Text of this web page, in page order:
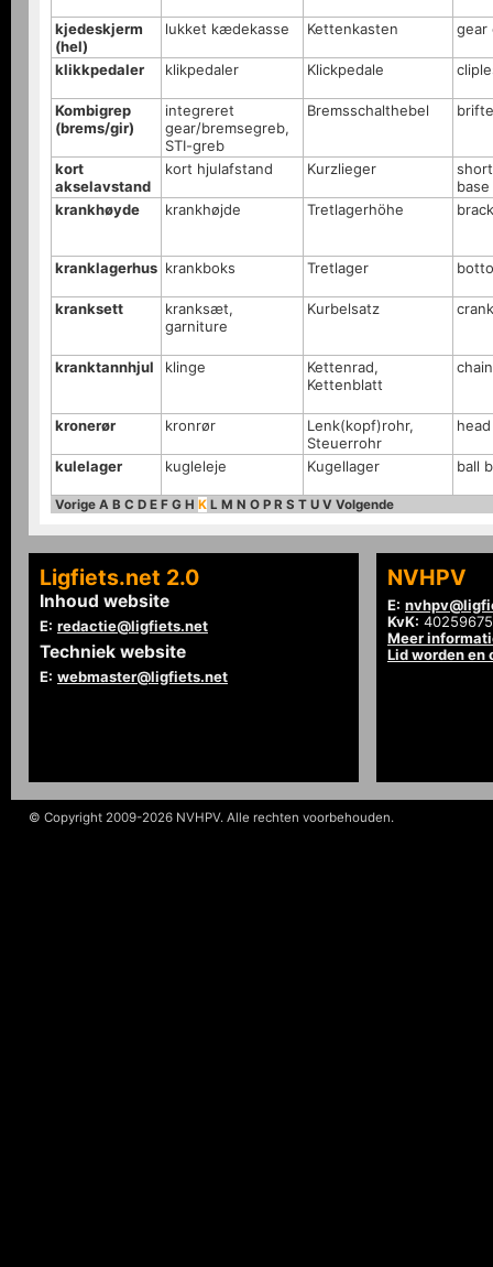
kjedeskjerm
(hel)
lukket kædekasse Kettenkasten gear
klikkpedaler klikpedaler Klickpedale
Kombigrep
(brems/gir)
integreret
gear/bremsegreb,
STI-greb
Bremsschalthebel
kort
akselavstand
kort hjulafstand Kurzlieger
base
krankhøyde
krankhøjde Tretlagerhöhe
kranklagerhus krankboks Tretlager
kranksett
kranksæt,
garniture
Kurbelsatz
kranktannhjul klinge
Kettenrad,
Kettenblatt
kronerør kronrør
Lenk(kopf)rohr,
Steuerrohr
kulelager kugleleje Kugellager ball
Vorige A B C D E F G H K L M N O P R S T U V Volgende
Ligfiets.net 2.0
Inhoud website
E: redactie@ligfiets.net
Techniek website
E: webmaster@ligfiets.net
NVHPV
E:
KvK: 40259675
Meer
Lid worden en
© Copyright 2009-2026 NVHPV. Alle rechten voorbehouden.